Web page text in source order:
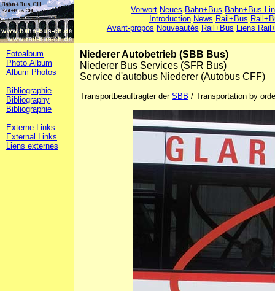
Vorwort Neues Bahn+Bus Bahn+Bus
Introduction News Rail+Bus
Avant-propos Nouveautés Rail+Bus Liens
Fotoalbum
Photo Album
Album Photos
Bibliographie
Bibliography
Bibliographie
Externe Links
External Links
Liens externes
Niederer Autobetrieb (SBB Bus)
Niederer Bus Services (SFR Bus)
Service d'autobus Niederer (Autobus CFF)
Transportbeauftragter der SBB / Transportation by